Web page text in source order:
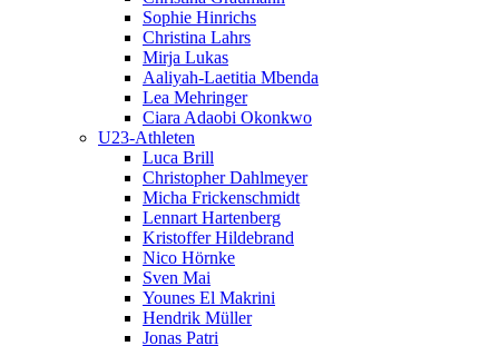
Sophie Hinrichs
Christina Lahrs
Mirja Lukas
Aaliyah-Laetitia Mbenda
Lea Mehringer
Ciara Adaobi Okonkwo
U23-Athleten
Luca Brill
Christopher Dahlmeyer
Micha Frickenschmidt
Lennart Hartenberg
Kristoffer Hildebrand
Nico Hörnke
Sven Mai
Younes El Makrini
Hendrik Müller
Jonas Patri